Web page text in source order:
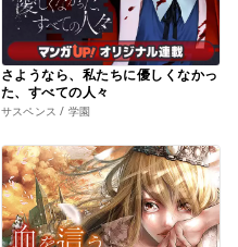
さようなら、私たちに優しくなかっ
た、すべての人々
サスペンス / 学園